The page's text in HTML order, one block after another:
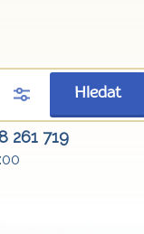
Hledat
261 719